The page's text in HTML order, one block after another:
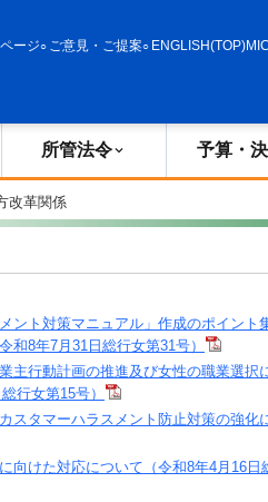
ージ ご意見・ご提案 ENGLISH(TOP)
所管法令 予算・
改革関係
ント対策マニュアル」作成のポイント
和8年7月31日総行女第31号）
主行動計画の推進及び女性の職業選択
行女第15号）
スタマーハラスメント防止対策の強化
向けた対応について（令和8年4月16日